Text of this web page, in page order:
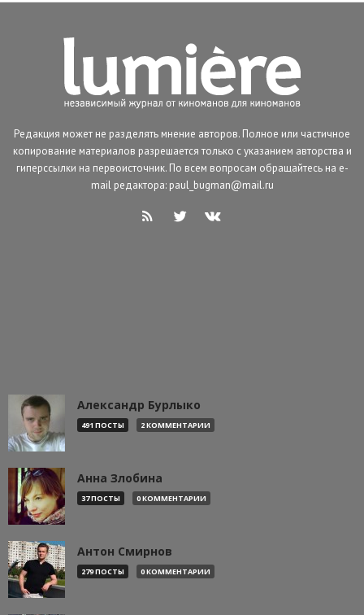
Редакция может не разделять мнение авторов. Полное или частичное
копирование материалов разрешается только с указанием авторства и
гиперссылки на первоисточник. По всем вопросам обращайтесь на e-
mail редактора: paul_bugman@mail.ru
Александр Бурлыко
491 ПОСТЫ 2 КОММЕНТАРИИ
Анна Злобина
37 ПОСТЫ 0 КОММЕНТАРИИ
Антон Смирнов
279 ПОСТЫ 0 КОММЕНТАРИИ